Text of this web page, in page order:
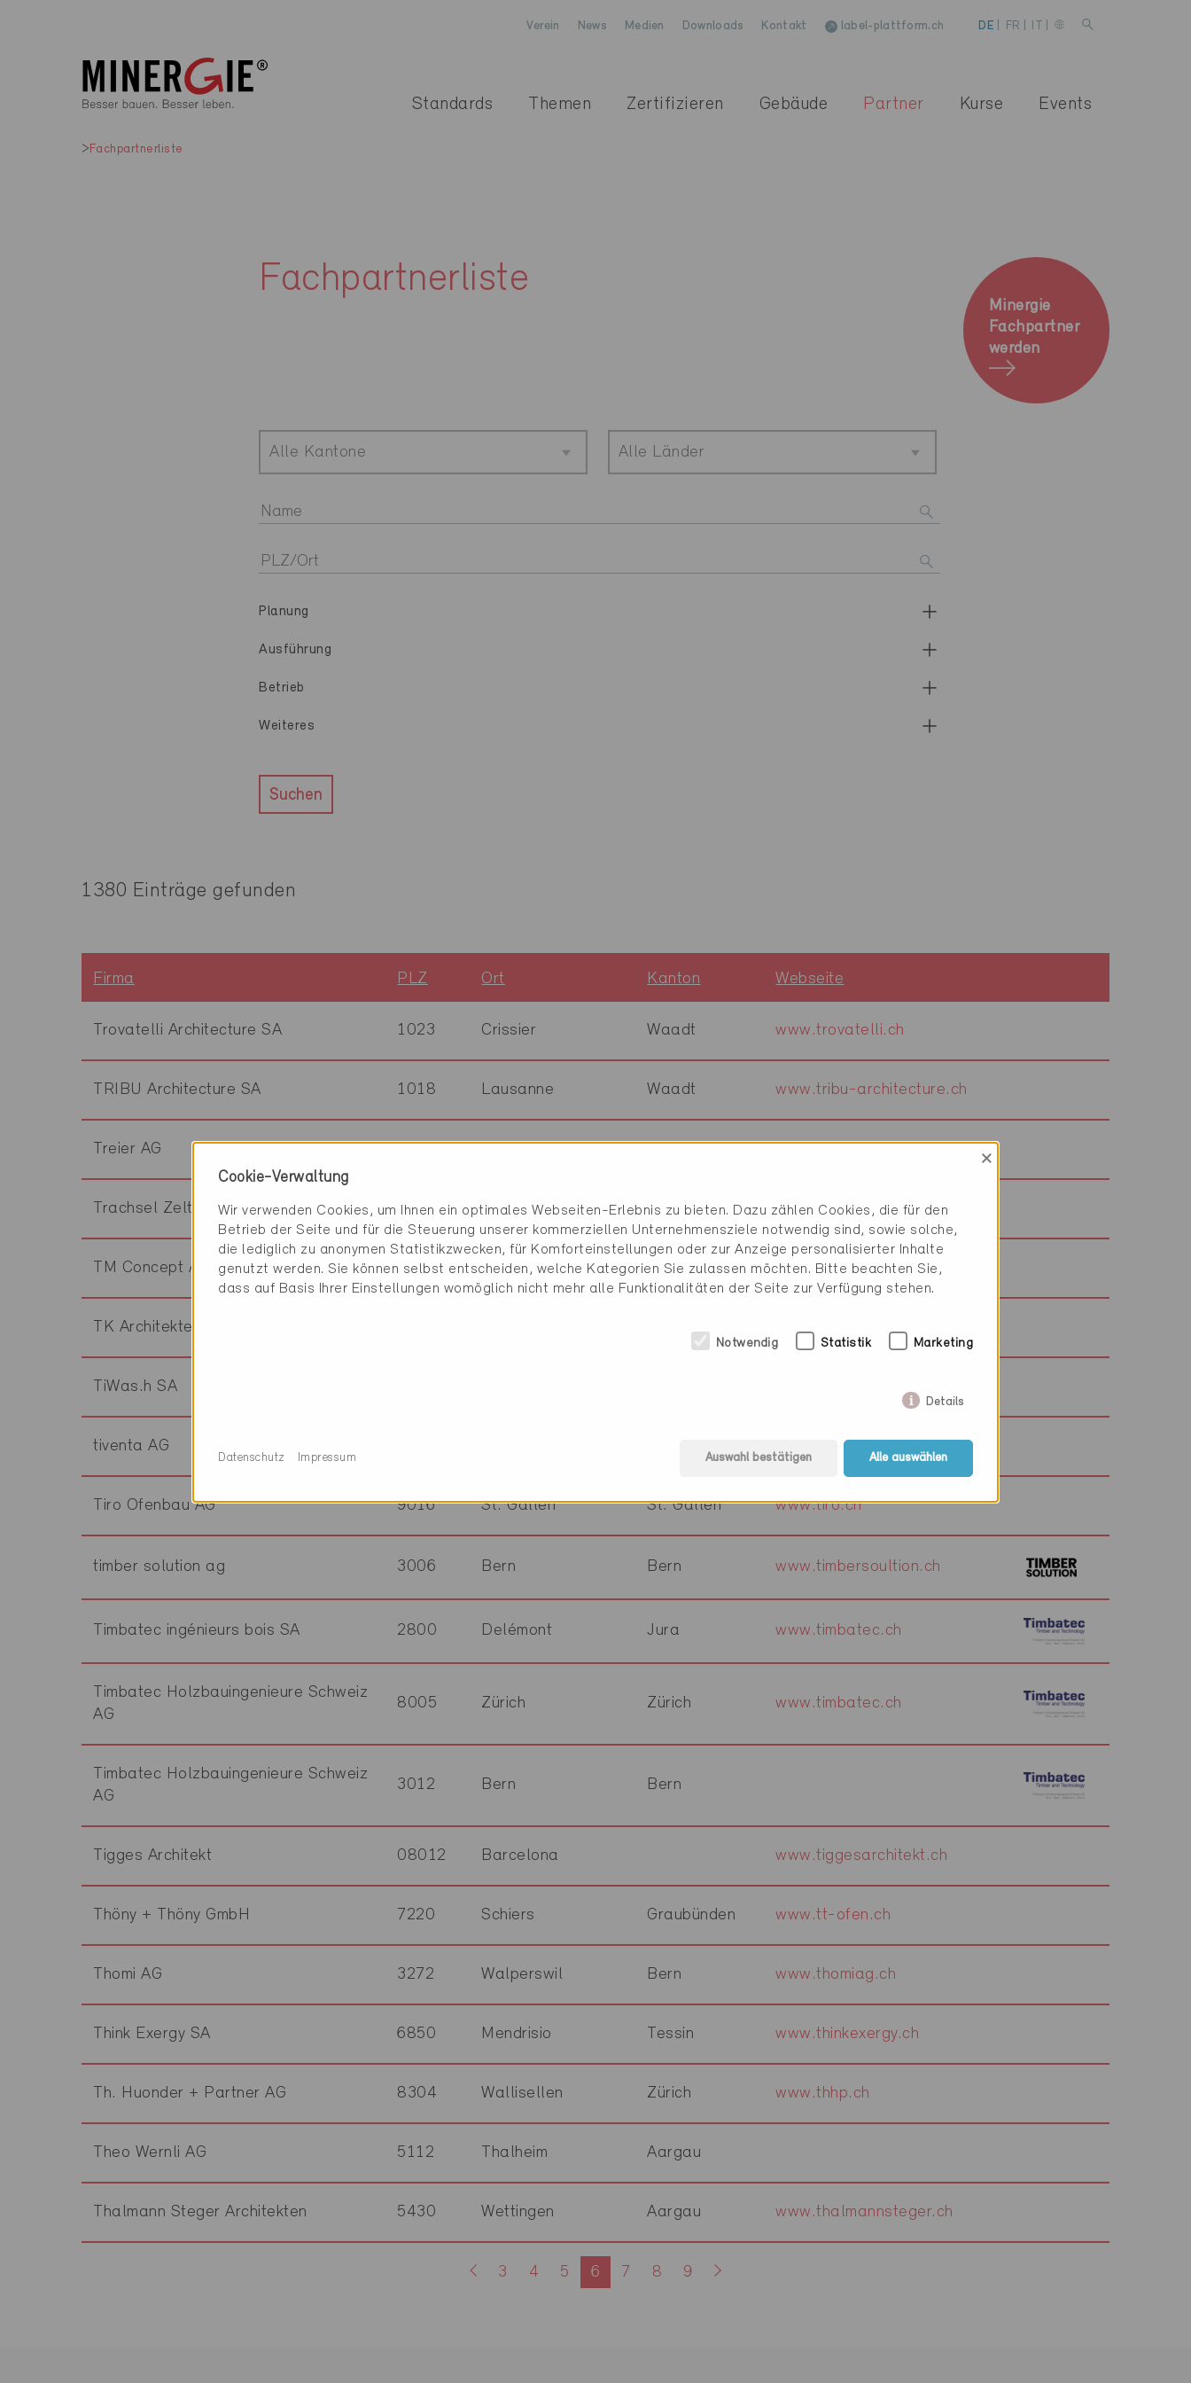
Verein News Medien Downloads Kontakt label-plattform.ch DE FR
Standards Themen Zertifizieren Gebäude Partner Kurse Events
Fachpartnerliste
Fachpartnerliste
Minergie
Fachpartner
werden
Alle Kantone Alle Länder
Planung
Ausführung
Betrieb
Weiteres
Suchen
1380 Einträge gefunden
Firma PLZ Ort Kanton Webseite
Trovatelli Architecture SA 1023 Crissier Waadt www.trovatelli.ch
TRIBU Architecture SA 1018 Lausanne Waadt www.tribu-architecture.ch
Treier AG 5107 Schinznach Dorf Aargau www.treier.ch
Trachsel Zeltner Architekten AG 3600 Thun Bern www.tzarch.ch
TM Concept AG 5000 Aarau Aargau www.tmconcept.ch
TK Architekten AG www.tkarchitekten.ch
TiWas.h SA
tiventa AG www.tiventa.ch
Tiro Ofenbau AG 9016 St. Gallen St. Gallen www.tiro.ch
timber solution ag 3006 Bern Bern www.timbersoultion.ch
Timbatec ingénieurs bois SA 2800 Delémont Jura www.timbatec.ch
Timbatec Holzbauingenieure Schweiz
AG
8005 Zürich Zürich www.timbatec.ch
Timbatec Holzbauingenieure Schweiz
AG
3012 Bern Bern
Tigges Architekt 08012 Barcelona www.tiggesarchitekt.ch
Thöny + Thöny GmbH 7220 Schiers Graubünden www.tt-ofen.ch
Thomi AG 3272 Walperswil Bern www.thomiag.ch
Think Exergy SA 6850 Mendrisio Tessin www.thinkexergy.ch
Th. Huonder + Partner AG 8304 Wallisellen Zürich www.thhp.ch
Theo Wernli AG 5112 Thalheim Aargau
Thalmann Steger Architekten 5430 Wettingen Aargau www.thalmannsteger.ch
3 4 5 6 7 8 9
Cookie-Verwaltung
×
Wir verwenden Cookies, um Ihnen ein optimales Webseiten-Erlebnis zu bieten. Dazu zählen Cookies, die für den
Betrieb der Seite und für die Steuerung unserer kommerziellen Unternehmensziele notwendig sind, sowie solche,
die lediglich zu anonymen Statistikzwecken, für Komforteinstellungen oder zur Anzeige personalisierter Inhalte
genutzt werden. Sie können selbst entscheiden, welche Kategorien Sie zulassen möchten. Bitte beachten Sie,
dass auf Basis Ihrer Einstellungen womöglich nicht mehr alle Funktionalitäten der Seite zur Verfügung stehen.
Notwendig Statistik Marketing
Details
Auswahl bestätigen Alle auswählen
Datenschutz Impressum